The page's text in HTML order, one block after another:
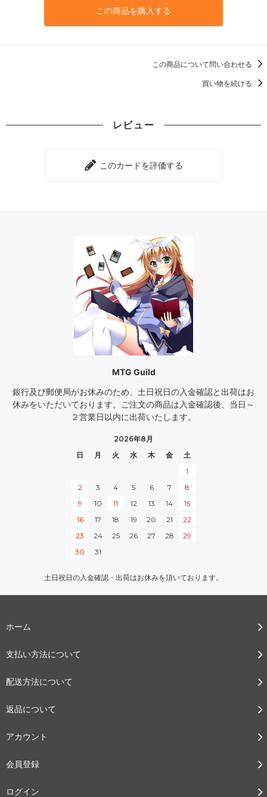
この商品を購入する
この商品について問い合わせる
買い物を続ける
レビュー
このカードを評価する
MTG Guild
銀行及び郵便局がお休みのため、土日祝日の入金確認と出荷はお
休みをいただいております。ご注文の商品は入金確認後、当日～
２営業日以内に出荷いたします。
2026年8月
日
月 火 水 木 金
土
1
2
3 4 5 6 7
8
9
10 11 12 13 14
15
16
17 18 19 20 21
22
23
24 25 26 27 28
29
30
31
土日祝日の入金確認・出荷はお休みを頂いております。
ホーム
支払い方法について
配送方法について
返品について
アカウント
会員登録
ログイン